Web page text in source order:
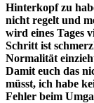
Hinterkopf zu
nicht regelt und
wird eines Tages
Schritt ist
Normalität
Damit euch das
müsst, ich habe
Fehler beim